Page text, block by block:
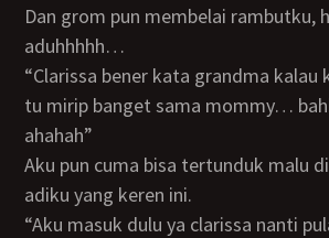
dan grom pun membelai rambutku, hikssss
aduhhhhh…
“clarissa bener kata grandma kalau kakakku clarissa
tu mirip banget sama mommy…
ahahah”
aku pun cuma bisa tertunduk malu di puji cantik oleh
adiku yang keren ini.
“aku masuk dulu ya clarissa nanti pulang bareng ya?